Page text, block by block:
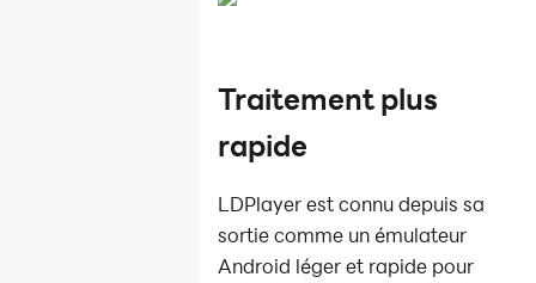
Traitement plus
rapide
LDPlayer est connu depuis sa
sortie comme un émulateur
Android léger et rapide pour